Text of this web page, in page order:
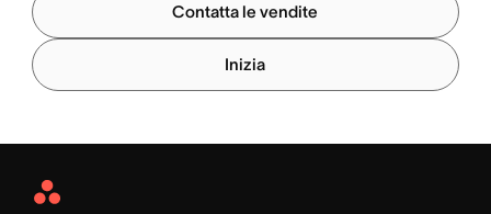
Contatta le vendite
Inizia
Asana